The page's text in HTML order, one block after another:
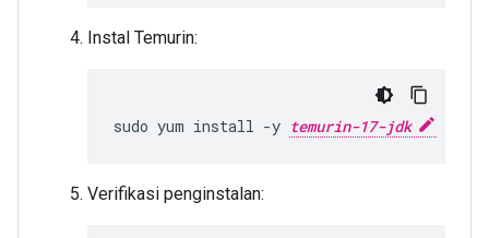
Instal Temurin:
sudo yum install -y temurin-17-jdk
Verifikasi penginstalan: